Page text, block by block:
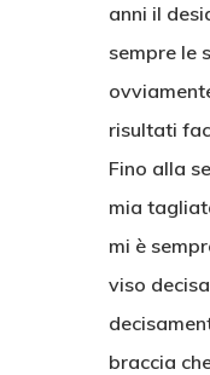
anni il
sempre le
risultati
Fino alla
mia
mi è
viso
braccia